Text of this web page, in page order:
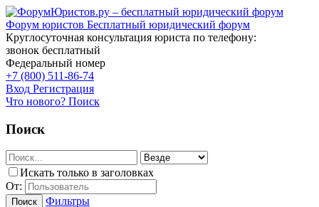
Форум юристов Бесплатный юридический форум
Круглосуточная консультация юриста по телефону:
звонок бесплатный
Федеральный номер
+7 (800) 511-86-74
Вход Регистрация
Что нового? Поиск
Поиск
Искать только в заголовках
От:
Поиск
Фильтры